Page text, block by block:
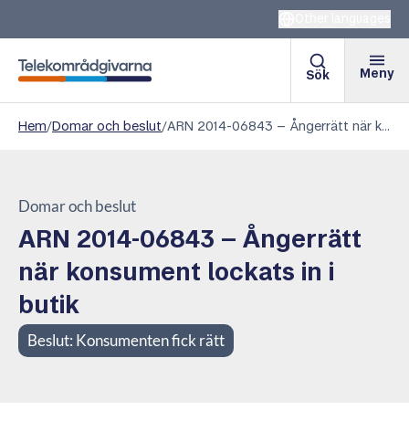
Telekområdgivarna
Sök Meny
Hem/Domar och beslut/ ARN 2014-06843 – Ångerrätt när konsument lockats in i butik
Domar och beslut
ARN 2014-06843 – Ångerrätt
när konsument lockats in i
butik
Beslut: Konsumenten fick rätt